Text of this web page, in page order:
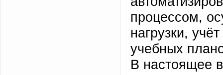
процессом,
нагрузки,
учебных
В настоящее